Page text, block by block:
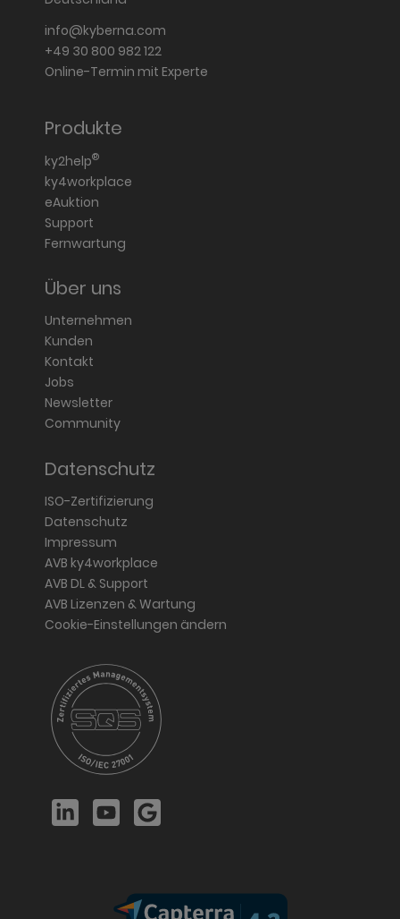
info@kyberna.com
+49 30 800 982 122
Online-Termin mit Experte
Produkte
ky2help®
ky4workplace
eAuktion
Support
Fernwartung
Über uns
Unternehmen
Kunden
Kontakt
Jobs
Newsletter
Community
Datenschutz
ISO-Zertifizierung
Datenschutz
Impressum
AVB ky4workplace
AVB DL & Support
AVB Lizenzen & Wartung
Cookie-Einstellungen ändern
LinkedInYouTubeGoogle